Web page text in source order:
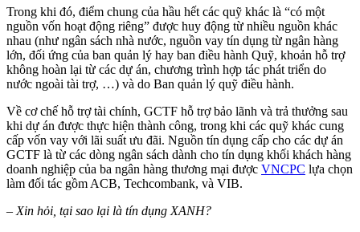
Trong khi đó, điểm chung của hầu hết các quỹ khác là “có một
nguồn vốn hoạt động riêng” được huy động từ nhiều nguồn khác
nhau (như ngân sách nhà nước, nguồn vay tín dụng từ ngân hàng
lớn, đối ứng của ban quản lý hay ban điều hành Quỹ, khoản hỗ trợ
không hoàn lại từ các dự án, chương trình hợp tác phát triển do
nước ngoài tài trợ, …) và do Ban quản lý quỹ điều hành.
Về cơ chế hỗ trợ tài chính, GCTF hỗ trợ bảo lãnh và trả thưởng sau
khi dự án được thực hiện thành công, trong khi các quỹ khác cung
cấp vốn vay với lãi suất ưu đãi. Nguồn tín dụng cấp cho các dự án
GCTF là từ các dòng ngân sách dành cho tín dụng khối khách hàng
doanh nghiệp của ba ngân hàng thương mại được VNCPC lựa chọn
làm đối tác gồm ACB, Techcombank, và VIB.
– Xin hỏi, tại sao lại là tín dụng XANH?